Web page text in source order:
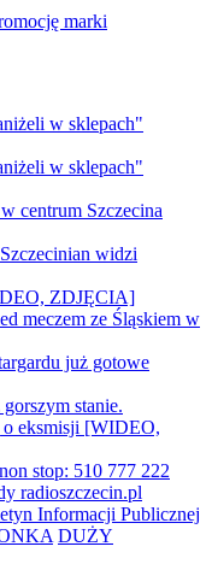
w sklepach"
w sklepach"
centrum Szczecina
widzi
ZDJĘCIA]
meczem ze Śląskiem w
już gotowe
stanie.
o eksmisji [WIDEO,
stop: 510 777 222
radioszczecin.pl
Informacji Publicznej
DUŻY